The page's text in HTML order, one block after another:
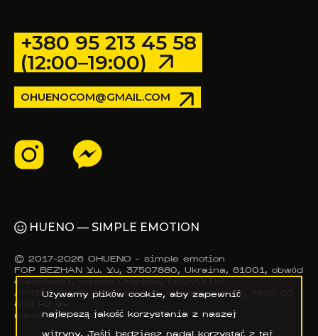
+380 95 213 45 58
(12:00–19:00)
OHUENOCOM@GMAIL.COM
HUENO — SIMPLE EMOTION
© 2017–2026 OHUENO - simple emotion
FOP BEZHAN Yu. Yu, 37507880, Ukraina, 61001, obwód
charkowski, miasto Charków, PROVULOK
APTEKARSKY, budynek 9-A, mieszkanie 37, +380 50
809 42 94
made with ❤️ in Ukraine
Używamy plików cookie, aby zapewnić
najlepszą jakość korzystania z naszej
witryny. Jeśli będziesz nadal korzystać z tej